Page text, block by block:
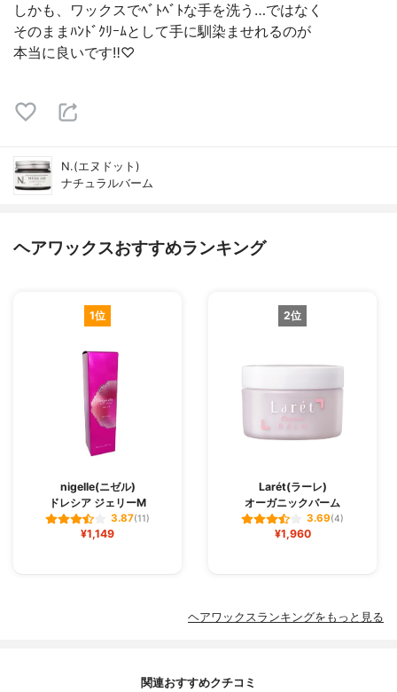
しかも、ワックスでﾍﾞﾄﾍﾞﾄな手を洗う…ではなく
そのままﾊﾝﾄﾞｸﾘｰﾑとして手に馴染ませれるのが
本当に良いです‼︎♡
N.(エヌドット)
ナチュラルバーム
ヘアワックスおすすめランキング
1位
nigelle(ニゼル)
ドレシア ジェリーM
3.87(11)
¥1,149
2位
Larét(ラーレ)
オーガニックバーム
3.69(4)
¥1,960
ヘアワックスランキングをもっと見る
関連おすすめクチコミ